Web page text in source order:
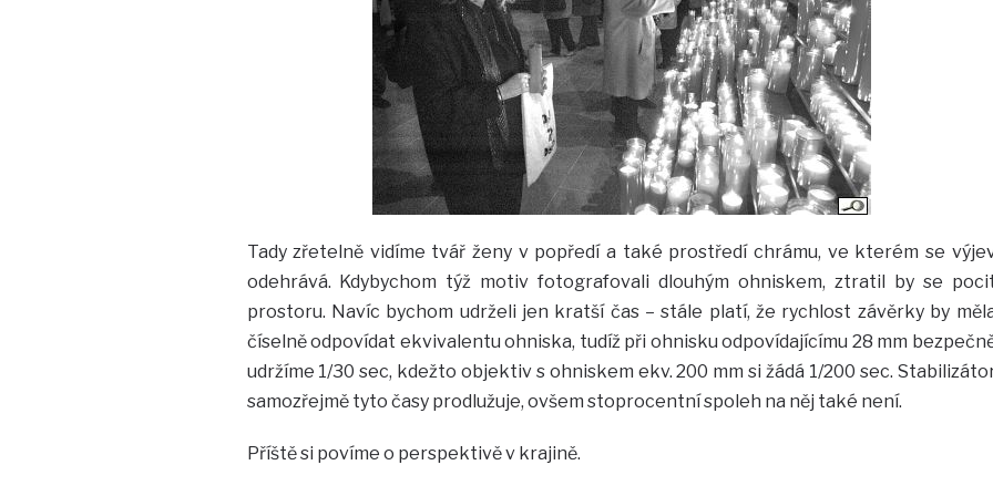
Tady zřetelně vidíme tvář ženy v popředí a také prostředí chrámu, ve kterém se
odehrává. Kdybychom týž motiv fotografovali dlouhým ohniskem, ztratil by se
prostoru. Navíc bychom udrželi jen kratší čas – stále platí, že rychlost závěrky by
číselně odpovídat ekvivalentu ohniska, tudíž při ohnisku odpovídajícímu 28 mm
udržíme 1/30 sec, kdežto objektiv s ohniskem ekv. 200 mm si žádá 1/200 sec.
samozřejmě tyto časy prodlužuje, ovšem stoprocentní spoleh na něj také není.
Příště si povíme o perspektivě v krajině.